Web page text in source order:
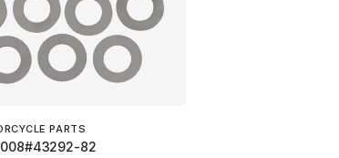
PARTS
82